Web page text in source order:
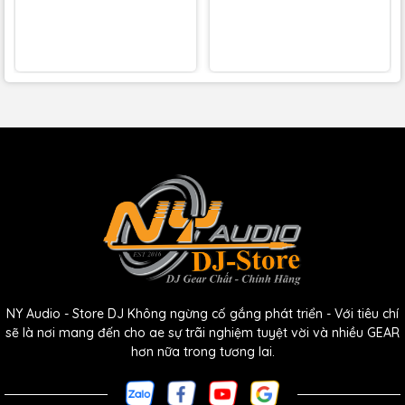
một nút trên các kênh 1–2
Đầu vào âm thanh stereo 1/8 inch trên kênh 9/10
Công cụ effect GigFX+ có độ phân giải cao mang lại
24 effect chất lượng studio
Màn hình LCD đủ màu cho phép chỉnh sửa và lưu
các cài đặt trước một cách nhanh chóng
Audio interface USB-C 2 in/4 out tích hợp giúp
NY Audio - Store DJ Không ngừng cố gắng phát triển - Với tiêu chí
sẽ là nơi mang đến cho ae sự trãi nghiệm tuyệt vời và nhiều GEAR
hơn nữa trong tương lai.